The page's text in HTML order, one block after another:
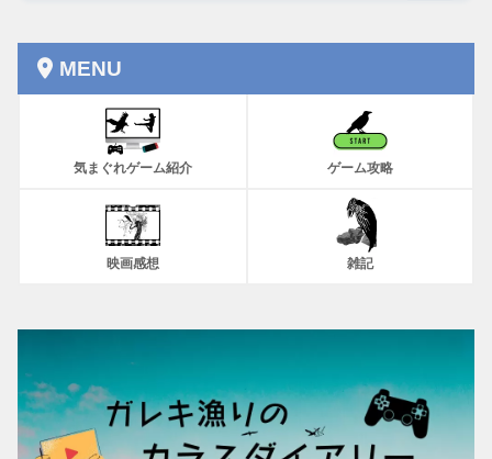
MENU
気まぐれゲーム紹介 ゲーム攻略
映画感想 雑記